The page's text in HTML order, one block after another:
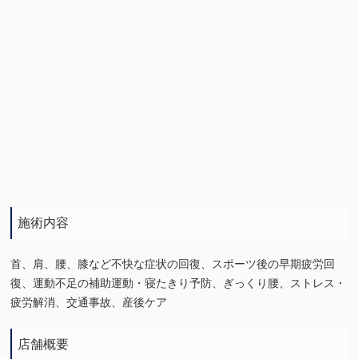
施術内容
首、肩、腰、膝など不快な症状の回復、スポーツ後の早期疲労回
復、運動不足の補助運動・寝たきり予防、ぎっくり腰、ストレス・
疲労解消、交通事故、産後ケア
店舗概要